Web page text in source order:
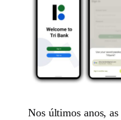
Nos últimos anos, as